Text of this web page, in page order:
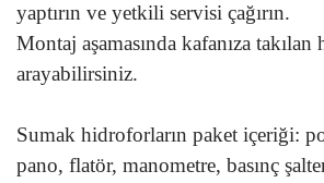
yaptırın ve yetkili servisi çağırın.
Montaj aşamasında kafanıza
arayabilirsiniz.
Sumak hidroforların paket içeriği:
pano, flatör, manometre, basınç